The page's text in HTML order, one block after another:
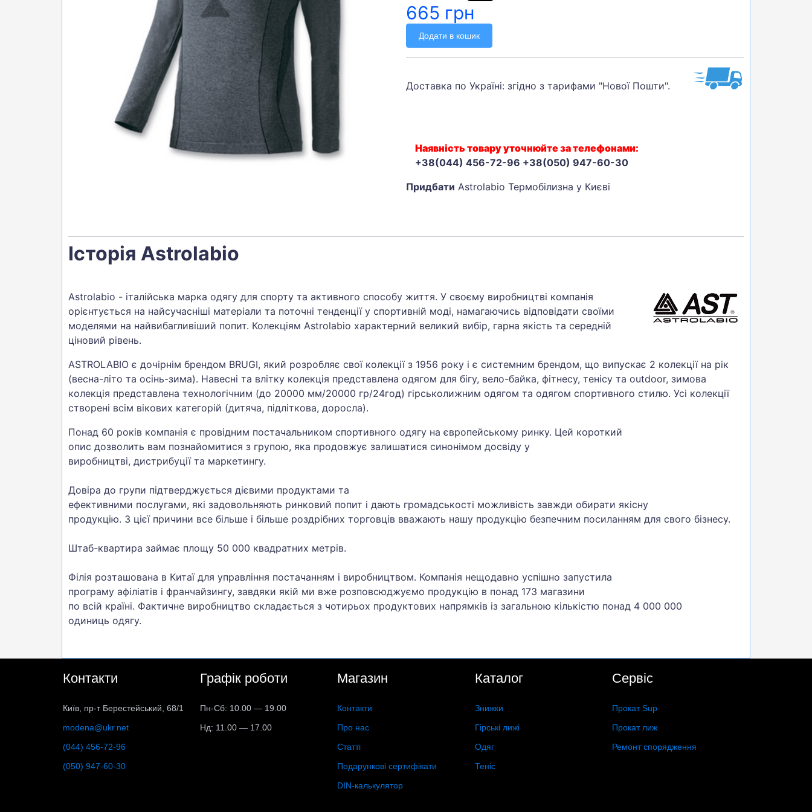
БІГ, ФІТНЕС, М'ЯЧІ
ВЕЛОСИПЕДИ
ТЕНІС, БАДМІНТОН
ВОДНІ ВИДИ СПОРТУ
ТУРИЗМ
665 грн
Додати в кошик
Доставка по Україні: згідно з тарифами "Нової Пошти".
Наявність товару уточнюйте за телефонами:
+38(044) 456-72-96 +38(050) 947-60-30
Придбати Astrolabio Термобілизна у Києві
Історія Astrolabio
Astrolabio - італійська марка одягу для спорту та активного способу життя. У своєму виробництві компанія
орієнтується на найсучасніші матеріали та поточні тенденції у спортивній моді, намагаючись відповідати своїми
моделями на найвибагливіший попит. Колекціям Astrolabio характерний великий вибір, гарна якість та середній
ціновий рівень.
ASTROLABIO є дочірнім брендом BRUGI, який розробляє свої колекції з 1956 року і є системним брендом, що випускає 2 колекції на рік
(весна-літо та осінь-зима). Навесні та влітку колекція представлена одягом для бігу, вело-байка, фітнесу, тенісу та outdoor, зимова
колекція представлена технологічним (до 20000 мм/20000 гр/24год) гірськолижним одягом та одягом спортивного стилю. Усі колекції
створені всім вікових категорій (дитяча, підліткова, доросла).
Понад 60 років компанія є провідним постачальником спортивного одягу на європейському ринку. Цей короткий
опис дозволить вам познайомитися з групою, яка продовжує залишатися синонімом досвіду у
виробництві, дистрибуції та маркетингу.
Довіра до групи підтверджується дієвими продуктами та
ефективними послугами, які задовольняють ринковий попит і дають громадськості можливість завжди обирати якісну
продукцію. З цієї причини все більше і більше роздрібних торговців вважають нашу продукцію безпечним посиланням для свого бізнесу.
Штаб-квартира займає площу 50 000 квадратних метрів.
Філія розташована в Китаї для управління постачанням і виробництвом. Компанія нещодавно успішно запустила
програму афіліатів і франчайзингу, завдяки якій ми вже розповсюджуємо продукцію в понад 173 магазини
по всій країні. Фактичне виробництво складається з чотирьох продуктових напрямків із загальною кількістю понад 4 000 000
одиниць одягу.
Контакти
Київ, пр-т Берестейський, 68/1
modena@ukr.net
(044) 456-72-96
(050) 947-60-30
Графік роботи
Пн-Сб: 10.00 — 19.00
Нд: 11.00 — 17.00
Магазин
Контакти
Про нас
Статті
Подарункові сертифікати
DIN-калькулятор
Каталог
Знижки
Гірські лижі
Одяг
Теніс
Сервіс
Прокат Sup
Прокат лиж
Ремонт спорядження